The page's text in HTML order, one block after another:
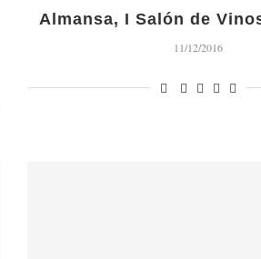
Almansa, I Salón de
11/12/2016